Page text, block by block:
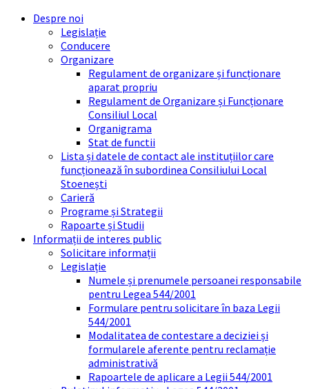
Skip
Skip
Skip
Skip
Despre noi
Legislație
Conducere
Organizare
Regulament de organizare și funcționare
aparat propriu
Regulament de Organizare și Funcționare
Consiliul Local
Organigrama
Stat de functii
Lista și datele de contact ale instituțiilor care
funcționează în subordinea Consiliului Local
Stoenești
Carieră
Programe și Strategii
Rapoarte și Studii
Informații de interes public
Solicitare informații
Legislație
Numele și prenumele persoanei responsabile
pentru Legea 544/2001
Formulare pentru solicitare în baza Legii
544/2001
Modalitatea de contestare a deciziei și
formularele aferente pentru reclamație
administrativă
Rapoartele de aplicare a Legii 544/2001